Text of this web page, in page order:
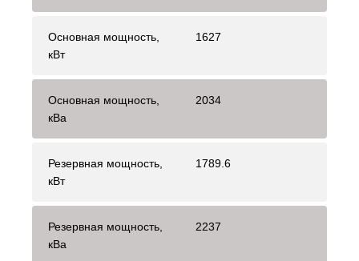
Основная мощность,
кВт
1627
Основная мощность,
кВа
2034
Резервная мощность,
кВт
1789.6
Резервная мощность,
кВа
2237